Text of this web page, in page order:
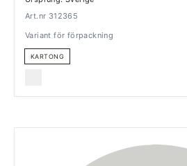
Art.nr 312365
Variant för förpackning
KARTONG